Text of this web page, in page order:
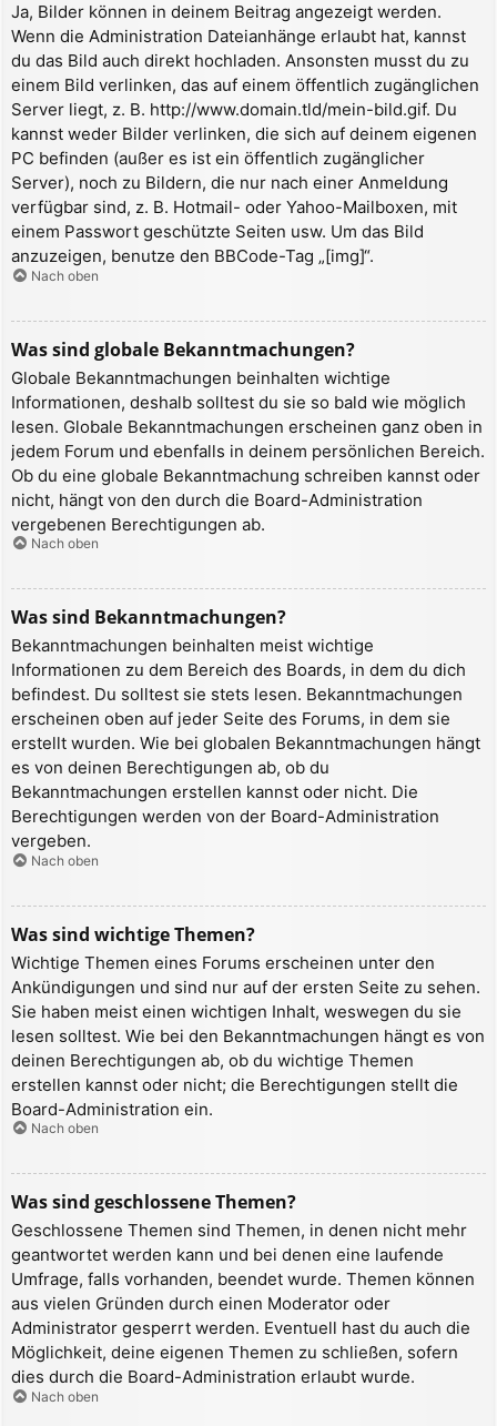
Ja, Bilder können in deinem Beitrag angezeigt werden.
Wenn die Administration Dateianhänge erlaubt hat, kannst
du das Bild auch direkt hochladen. Ansonsten musst du zu
einem Bild verlinken, das auf einem öffentlich zugänglichen
Server liegt, z. B. http://www.domain.tld/mein-bild.gif. Du
kannst weder Bilder verlinken, die sich auf deinem eigenen
PC befinden (außer es ist ein öffentlich zugänglicher
Server), noch zu Bildern, die nur nach einer Anmeldung
verfügbar sind, z. B. Hotmail- oder Yahoo-Mailboxen, mit
einem Passwort geschützte Seiten usw. Um das Bild
anzuzeigen, benutze den BBCode-Tag „[img]“.
Nach oben
Was sind globale Bekanntmachungen?
Globale Bekanntmachungen beinhalten wichtige
Informationen, deshalb solltest du sie so bald wie möglich
lesen. Globale Bekanntmachungen erscheinen ganz oben in
jedem Forum und ebenfalls in deinem persönlichen Bereich.
Ob du eine globale Bekanntmachung schreiben kannst oder
nicht, hängt von den durch die Board-Administration
vergebenen Berechtigungen ab.
Nach oben
Was sind Bekanntmachungen?
Bekanntmachungen beinhalten meist wichtige
Informationen zu dem Bereich des Boards, in dem du dich
befindest. Du solltest sie stets lesen. Bekanntmachungen
erscheinen oben auf jeder Seite des Forums, in dem sie
erstellt wurden. Wie bei globalen Bekanntmachungen hängt
es von deinen Berechtigungen ab, ob du
Bekanntmachungen erstellen kannst oder nicht. Die
Berechtigungen werden von der Board-Administration
vergeben.
Nach oben
Was sind wichtige Themen?
Wichtige Themen eines Forums erscheinen unter den
Ankündigungen und sind nur auf der ersten Seite zu sehen.
Sie haben meist einen wichtigen Inhalt, weswegen du sie
lesen solltest. Wie bei den Bekanntmachungen hängt es von
deinen Berechtigungen ab, ob du wichtige Themen
erstellen kannst oder nicht; die Berechtigungen stellt die
Board-Administration ein.
Nach oben
Was sind geschlossene Themen?
Geschlossene Themen sind Themen, in denen nicht mehr
geantwortet werden kann und bei denen eine laufende
Umfrage, falls vorhanden, beendet wurde. Themen können
aus vielen Gründen durch einen Moderator oder
Administrator gesperrt werden. Eventuell hast du auch die
Möglichkeit, deine eigenen Themen zu schließen, sofern
dies durch die Board-Administration erlaubt wurde.
Nach oben